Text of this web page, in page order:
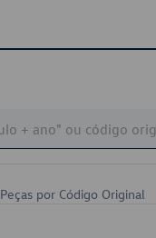
Peças por Código Original